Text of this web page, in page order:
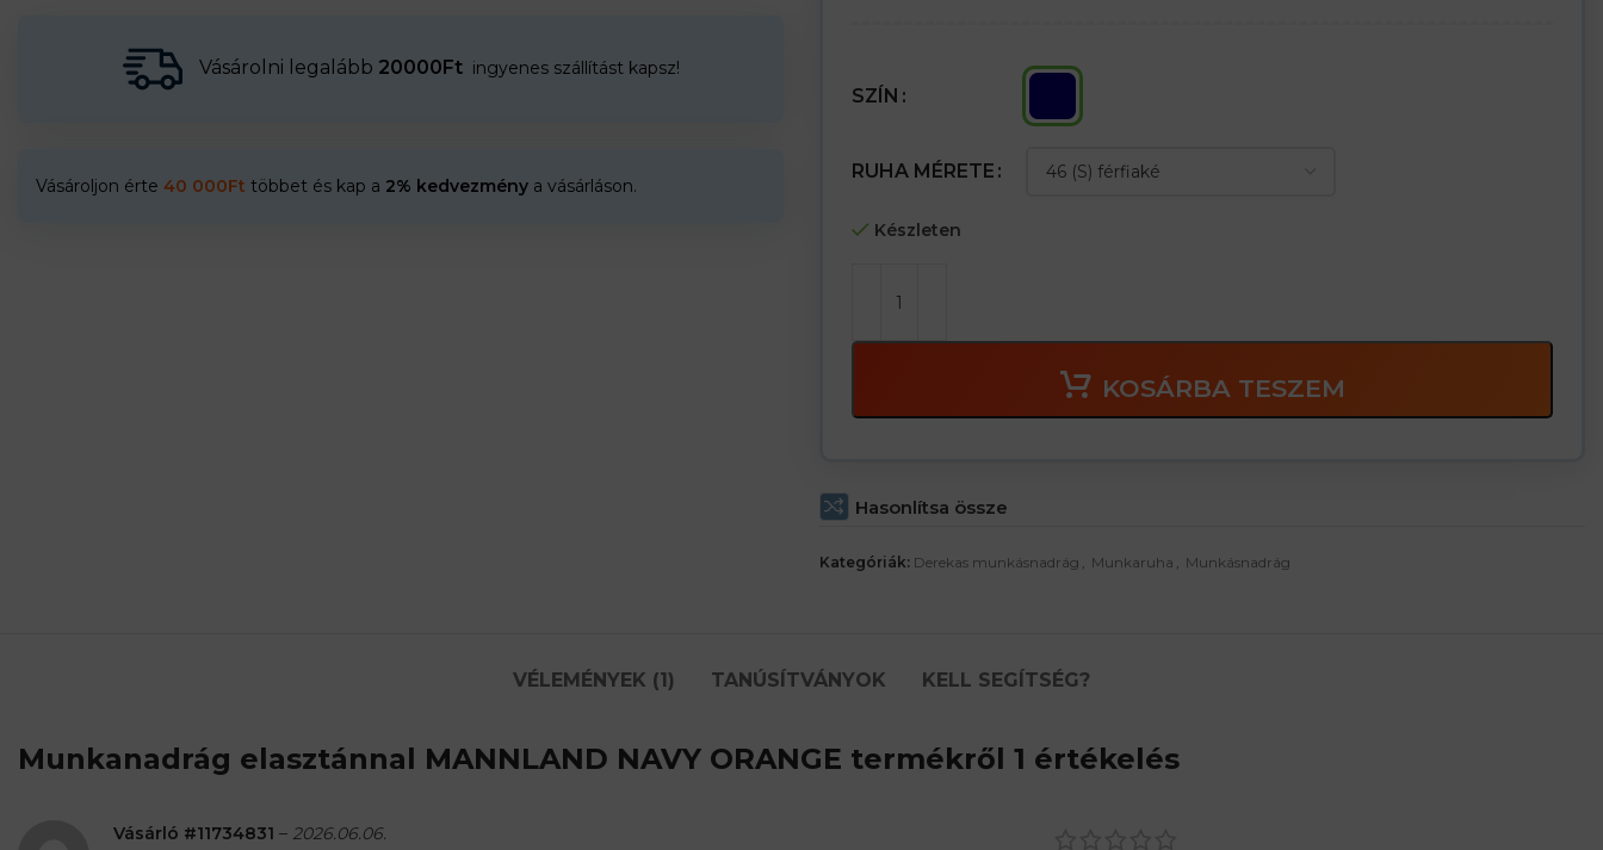
Vásárolni legalább 20000Ft ingyenes szállítást kapsz!
Vásároljon érte 40 000Ft többet és kap a 2% kedvezmény a vásárláson.
SZÍN
RUHA MÉRETE
Készleten
KOSÁRBA TESZEM
Hasonlítsa össze
Kategóriák: Derekas munkásnadrág , Munkaruha , Munkásnadrág
VÉLEMÉNYEK (1) TANÚSÍTVÁNYOK KELL SEGÍTSÉG?
Munkanadrág elasztánnal MANNLAND NAVY ORANGE termékről 1 értékelés
Vásárló #11734831 – 2026.06.06.